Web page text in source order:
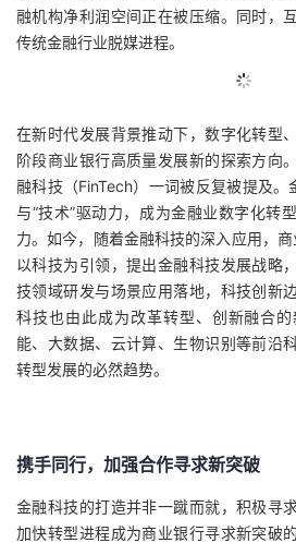
客论的
子
我
直
播
的
活
动
我
的
关
注
我
课
程
的
认
证
我
的
实
验
我
的
收
藏
的
术
支
持
我
云
声
建
议
融机构净利润空间正在被压缩。 同时，
传统金融行业脱媒进程。
在新时代发展背景推动下，数字化转型
阶段商业银行高质量发展新的探索方向
融科技（FinTech）一词被反复被提及。
与“技术”驱动力，成为金融业数字化转
力。如今，随着金融科技的深入应用，商
以科技为引领，提出金融科技发展战略
技领域研发与场景应用落地，科技创新
科技也由此成为改革转型、创新融合
能、大数据、云计算、生物识别等前沿
转型发展的必然趋势。
携手同行，加强合作寻求新突破
金融科技的打造并非一蹴而就，积极寻
加快转型进程成为商业银行寻求新突破